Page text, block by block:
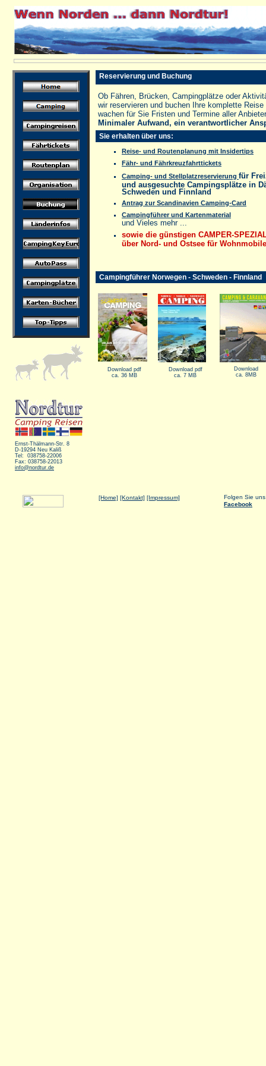
Ernst-Thälmann-Str. 8
D-19294 Neu Kaliß
Tel: 038758-22006
Fax: 038758-22013
info@nordtur.de
Reservierung und Buchung
Ob Fähren, Brücken, Campingplätze oder
wir reservieren und buchen Ihre komplette Reise
wachen für Sie Fristen und Termine aller
Minimaler Aufwand, ein verantwortlicher
Sie erhalten über uns:
Reise- und Routenplanung mit Insidertips
Fähr- und Fährkreuzfahrttickets
Camping- und Stellplatzreservierung für
und ausgesuchte Campingsplätze in
Schweden und Finnland
Antrag zur Scandinavien Camping-Card
Campingführer und Kartenmaterial
und Vieles mehr ...
sowie die günstigen CAMPER-
über Nord- und Ostsee für
Campingführer Norwegen - Schweden - Finnland
Download pdf
ca. 36 MB
Download pdf
ca. 7 MB
Download
ca. 8MB
[Home] [Kontakt] [Impressum]
Folgen Sie
Facebook